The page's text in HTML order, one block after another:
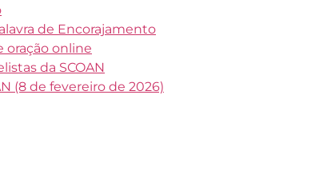
de Encorajamento
oração online
da SCOAN
(8 de fevereiro de 2026)